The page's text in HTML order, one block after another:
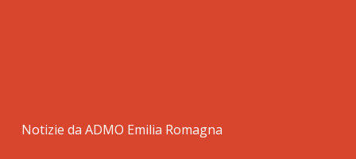
Notizie da ADMO Emilia Romagna